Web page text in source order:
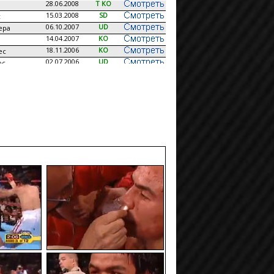
28.06.2008
T KO
15.03.2008
SD
06.10.2007
UD
14.04.2007
KO
18.11.2006
KO
02.07.2006
UD
26.10.2002
T KO
08.06.2002
T KO
10.10.2001
TD
23.06.2001
T KO
28.04.2001
KO
24.02.2001
T KO
14.10.2000
T KO
28.06.2000
T KO
04.03.2000
T KO
18.12.1999
T KO